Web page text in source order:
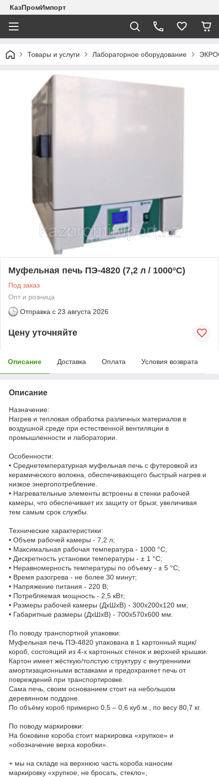
КазПромИмпорт
Товары и услуги Лабораторное оборудование
Муфельная печь ПЭ-4820 (7,2 л / 1000°С)
Под заказ
Опт и розница
Отправка с 23 августа 2026
Цену уточняйте
Описание Доставка Оплата Условия возврата
Описание
Назначение:
Нагрев и тепловая обработка различных материалов в
воздушной среде при естественной вентиляции в
промышленности и лаборатории.
Особенности:
• Среднетемпературная муфельная печь с футеровкой из
керамического волокна, обеспечивающего быстрый нагрев и
низкое энергопотребление.
• Нагревательные элементы встроены в стенки рабочей
камеры, что обеспечивает их защиту от брызг, увеличивая
тем самым срок службы.
Технические характеристики:
• Объем рабочей камеры - 7,2 л;
• Максимальная рабочая температура - 1000 °С;
• Дискретность установки температуры - ± 1 °С;
• Неравномерность температуры по объему - ± 5 °С;
• Время разогрева - не более 30 минут;
• Напряжение питания - 220 В;
• Потребляемая мощность - 2,5 кВт;
• Размеры рабочей камеры (ДxШxВ) - 300x200x120 мм;
• Габаритные размеры (ДxШxВ) - 700x570x600 мм.
По поводу транспортной упаковки:
Муфельная печь ПЭ-4820 упакована в 1 картонный ящик/
короб, состоящий из 4-х картонных стенок и верхней крышки.
Картон имеет жёсткую/толстую структуру с внутренними
амортизационными вставками и предохраняет печь от
повреждений при транспортировке.
Сама печь, своим основанием стоит на небольшом
деревянном поддоне.
По объёму короб примерно 0,5 – 0,6 куб.м., по весу 80,7 кг.
По поводу маркировки:
На боковине короба стоит маркировка «хрупкое» и
«обозначение верха коробки».
+ мы на складе на верхнюю часть короба наносим
маркировку «хрупкое, не бросать, стекло»,